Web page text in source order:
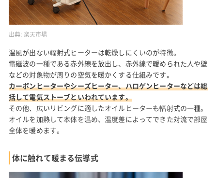
出典: 楽天市場
温風が出ない輻射式ヒーターは乾燥しにくいのが特徴。
電磁波の一種である赤外線を放出し、赤外線で暖められた人や壁
などの対象物が周りの空気を暖かくする仕組みです。
カーボンヒーターやシーズヒーター、ハロゲンヒーターなどは総
括して電気ストーブといわれています。
その他、広いリビングに適したオイルヒーターも輻射式の一種。
オイルを加熱して本体を温め、温度差によってできた対流で部屋
全体を暖めます。
体に触れて暖まる伝導式